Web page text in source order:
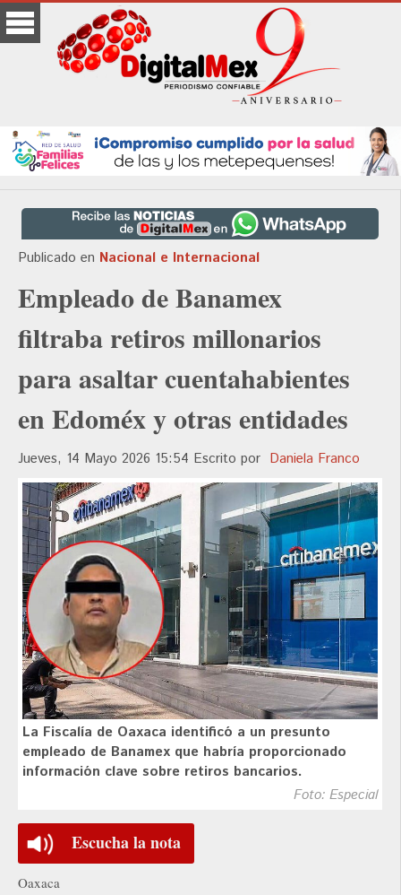
Publicado en Nacional e Internacional
Empleado de Banamex
filtraba retiros millonarios
para asaltar cuentahabientes
en Edoméx y otras entidades
Jueves, 14 Mayo 2026 15:54 Escrito por Daniela Franco
La Fiscalía de Oaxaca identificó a un presunto
empleado de Banamex que habría proporcionado
información clave sobre retiros bancarios.
Foto: Especial
Escucha la nota
Oaxaca